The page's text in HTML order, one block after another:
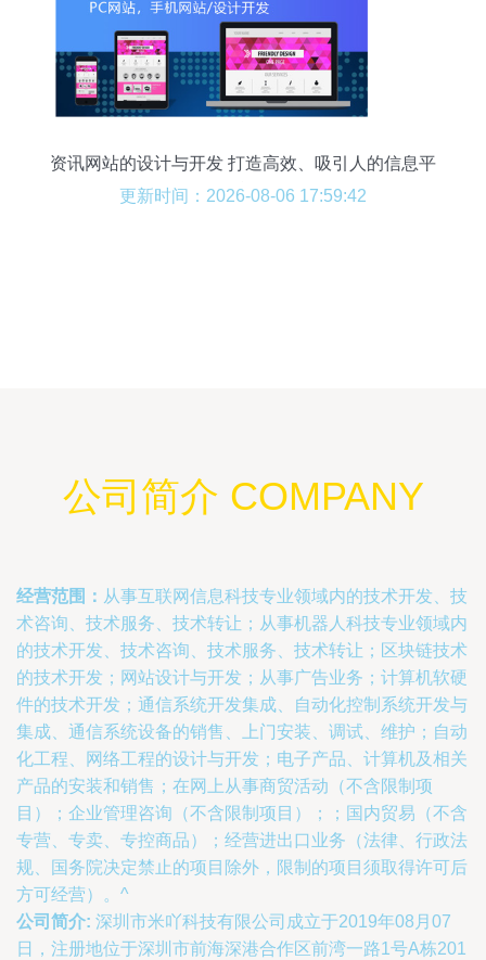
资讯网站的设计与开发 打造高效、吸引人的信息平
台
更新时间：2026-08-06 17:59:42
公司简介 COMPANY
经营范围： 从事互联网信息科技专业领域内的技术开发、技
术咨询、技术服务、技术转让；从事机器人科技专业领域内
的技术开发、技术咨询、技术服务、技术转让；区块链技术
的技术开发；网站设计与开发；从事广告业务；计算机软硬
件的技术开发；通信系统开发集成、自动化控制系统开发与
集成、通信系统设备的销售、上门安装、调试、维护；自动
化工程、网络工程的设计与开发；电子产品、计算机及相关
产品的安装和销售；在网上从事商贸活动（不含限制项
目）；企业管理咨询（不含限制项目）；；国内贸易（不含
专营、专卖、专控商品）；经营进出口业务（法律、行政法
规、国务院决定禁止的项目除外，限制的项目须取得许可后
方可经营）。^
公司简介: 深圳市米吖科技有限公司成立于2019年08月07
日，注册地位于深圳市前海深港合作区前湾一路1号A栋201